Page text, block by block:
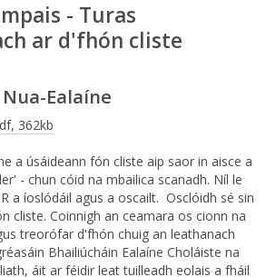
- Turas
ar d'fhón cliste
Ealaíne
362kb
a úsáideann fón cliste aip saor in aisce a
- chun cóid na mbailica scanadh. Níl le
a íoslódáil agus a oscailt. Osclóidh sé sin
cliste. Coinnigh an ceamara os cionn na
treorófar d'fhón chuig an leathanach
Bhailiúcháin Ealaíne Choláiste na
áit ar féidir leat tuilleadh eolais a fháil